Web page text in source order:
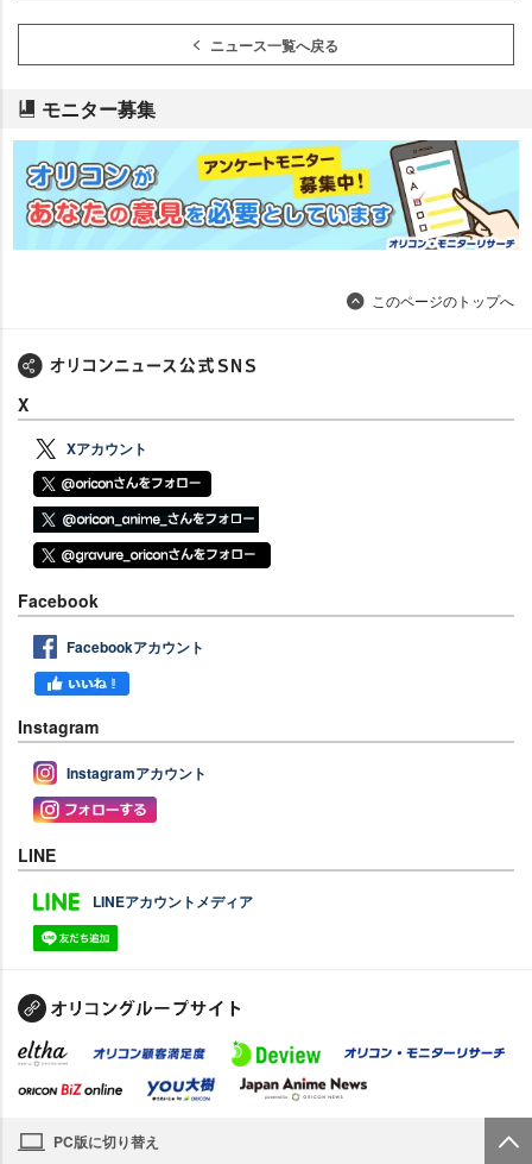
ニュース一覧へ戻る
モニター募集
このページのトップへ
X
Xアカウント
Facebook
Facebookアカウント
Instagram
Instagramアカウント
LINE
LINEアカウントメディア
PC版に切り替え